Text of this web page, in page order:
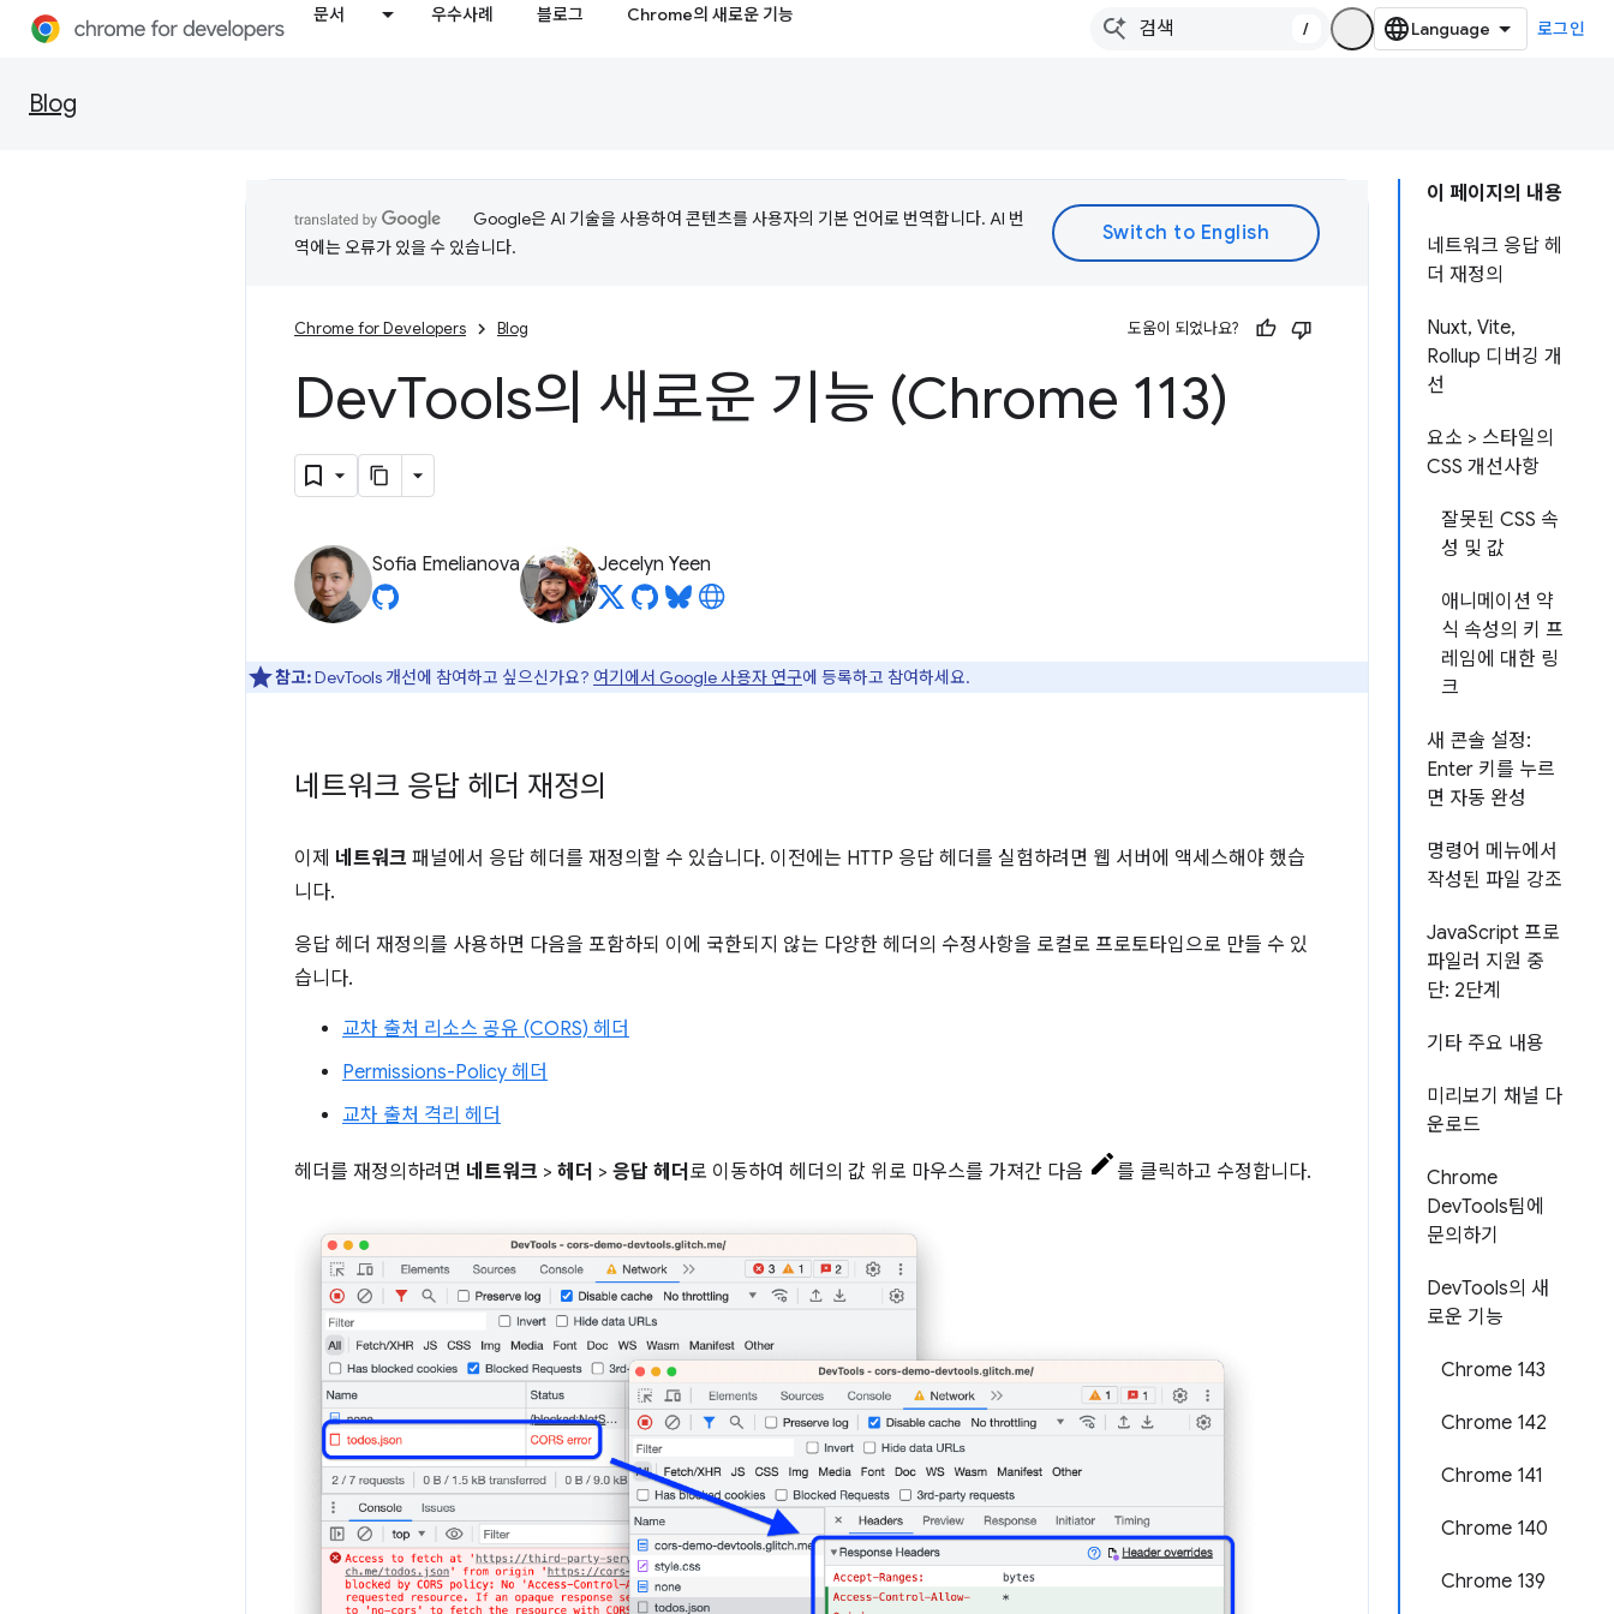
문서 우수사례 블로그 Chrome의 새로운 기능
/ 로그인
Blog
이 페이지의 내용
네트워크 응답 헤
더 재정의
Nuxt, Vite,
Rollup 디버깅 개
선
요소 > 스타일의
CSS 개선사항
잘못된 CSS 속
성 및 값
애니메이션 약
식 속성의 키 프
레임에 대한 링
크
새 콘솔 설정:
Enter 키를 누르
면 자동 완성
명령어 메뉴에서
작성된 파일 강조
JavaScript 프로
파일러 지원 중
단: 2단계
기타 주요 내용
미리보기 채널 다
운로드
Chrome
DevTools팀에
문의하기
DevTools의 새
로운 기능
Chrome 143
Chrome 142
Chrome 141
Chrome 140
Chrome 139
Google은 AI 기술을 사용하여 콘텐츠를 사용자의 기본 언어로 번역합니다. AI 번
역에는 오류가 있을 수 있습니다.
Chrome for Developers Blog 도움이 되었나요?
DevTools의 새로운 기능 (Chrome 113)
Sofia Emelianova Jecelyn Yeen
참고:DevTools 개선에 참여하고 싶으신가요? 여기에서 Google 사용자 연구에 등록하고 참여하세요.
네트워크 응답 헤더 재정의
이제 네트워크 패널에서 응답 헤더를 재정의할 수 있습니다. 이전에는 HTTP 응답 헤더를 실험하려면 웹 서버에 액세스해야 했습
니다.
응답 헤더 재정의를 사용하면 다음을 포함하되 이에 국한되지 않는 다양한 헤더의 수정사항을 로컬로 프로토타입으로 만들 수 있
습니다.
교차 출처 리소스 공유 (CORS) 헤더
Permissions-Policy 헤더
교차 출처 격리 헤더
헤더를 재정의하려면 네트워크 > 헤더 > 응답 헤더 로 이동하여 헤더의 값 위로 마우스를 가져간 다음 를 클릭하고 수정합니다.